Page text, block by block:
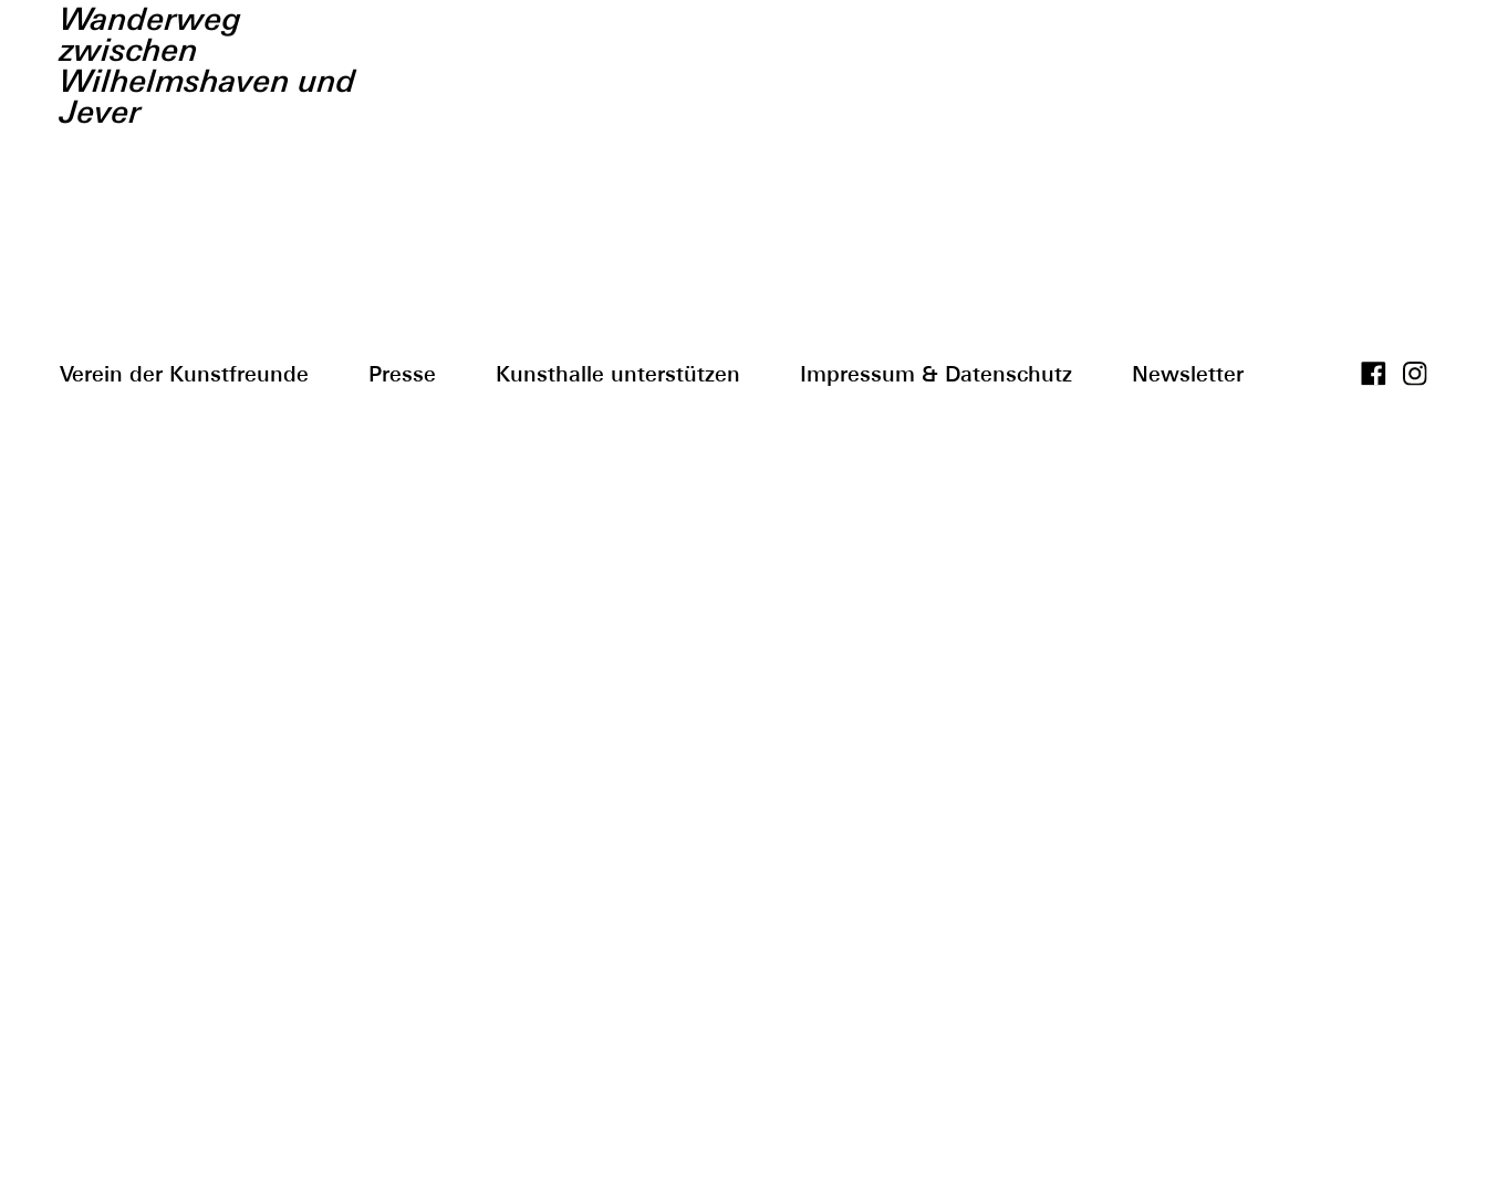
Wanderweg
zwischen
Wilhelmshaven und
Jever
Verein der Kunstfreunde Presse Kunsthalle unterstützen Impressum & Datenschutz Newsletter